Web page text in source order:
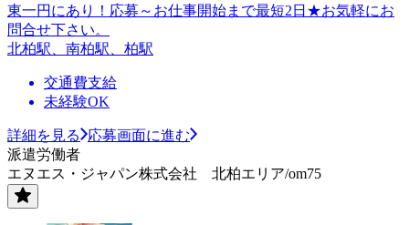
東一円にあり！応募～お仕事開始まで最短2日★お気軽にお
問合せ下さい。
北柏駅、南柏駅、柏駅
交通費支給
未経験OK
詳細を見る
応募画面に進む
派遣労働者
エヌエス・ジャパン株式会社 北柏エリア/om75